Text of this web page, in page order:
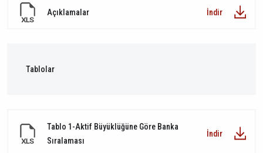
Açıklamalar İndir
Tablolar
Tablo 1-Aktif Büyüklüğüne Göre Banka
Sıralaması
İndir